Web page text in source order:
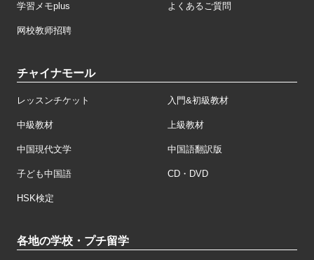
学習メモplus よくあるご質問
网校教师招聘
チャイナモール
レッスンチケット 入門&初級教材
中級教材 上級教材
中国現代文学 中国語翻訳版
子ども中国語 CD・DVD
HSK検定
各地の学校・プチ留学